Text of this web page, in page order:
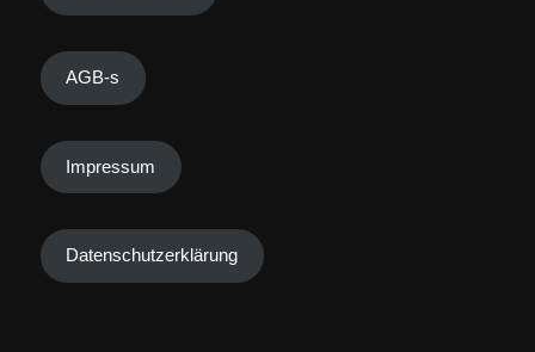
AGB-s
Impressum
Datenschutzerklärung